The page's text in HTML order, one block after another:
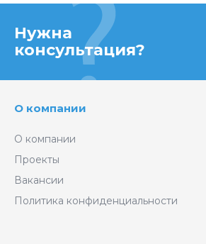
Нужна
консультация?
О компании
О компании
Проекты
Вакансии
Политика конфиденциальности